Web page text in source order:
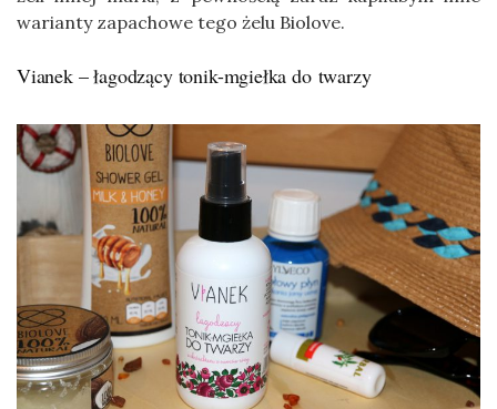
warianty zapachowe tego żelu Biolove.
Vianek – łagodzący tonik-mgiełka do twarzy